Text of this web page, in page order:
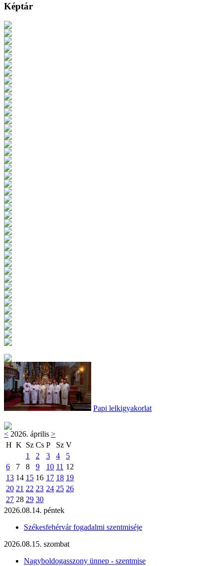
Képtár
Papi lelkigyakorlat
< 2026. április >
H K Sz Cs P Sz V
1
2 3 4
5
6
7 8 9 10 11 12
13 14 15 16 17 18 19
20 21 22 23 24 25 26
27 28 29 30
2026.08.14. péntek
Székesfehérvár fogadalmi szentmiséje
2026.08.15. szombat
Nagyboldogasszony ünnep - szentmise